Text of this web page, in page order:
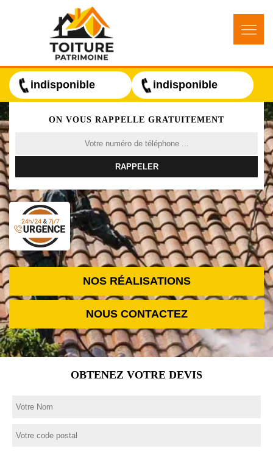
indisponible indisponible
ON VOUS RAPPELLE GRATUITEMENT
NOS RÉALISATIONS
NOUS CONTACTEZ
OBTENEZ VOTRE DEVIS